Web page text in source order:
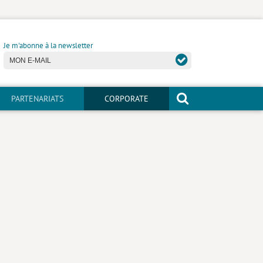
Je m'abonne à la newsletter
PARTENARIATS CORPORATE